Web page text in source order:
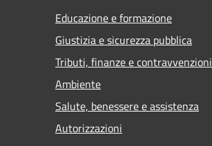
Educazione e formazione
Giustizia e sicurezza pubblica
Tributi, finanze e contravvenzioni
Ambiente
Salute, benessere e assistenza
Autorizzazioni